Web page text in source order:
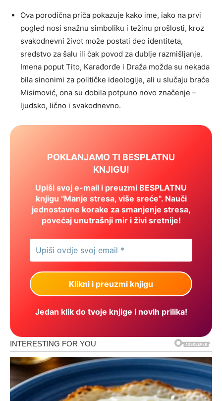
Ova porodična priča pokazuje kako ime, iako na prvi
pogled nosi snažnu simboliku i težinu prošlosti, kroz
svakodnevni život može postati deo identiteta,
sredstvo za šalu ili čak povod za dublje razmišljanje.
Imena poput Tito, Karađorđe i Draža možda su nekada
bila sinonimi za političke ideologije, ali u slučaju braće
Misimović, ona su dobila potpuno novo značenje –
ljudsko, lično i svakodnevno.
POKLANJAMO TI BESPLATNU
KNJIGU!
Upiši svoj e-mail i preuzmi BESPLATNU
knjigu "Manje stresa, više sreće". Nauči
jednostavne korake za smanjenje stresa,
povećaj unutrašnji mir i živi sretnije!
Jedan klik do tvoje knjige i novih prilika!